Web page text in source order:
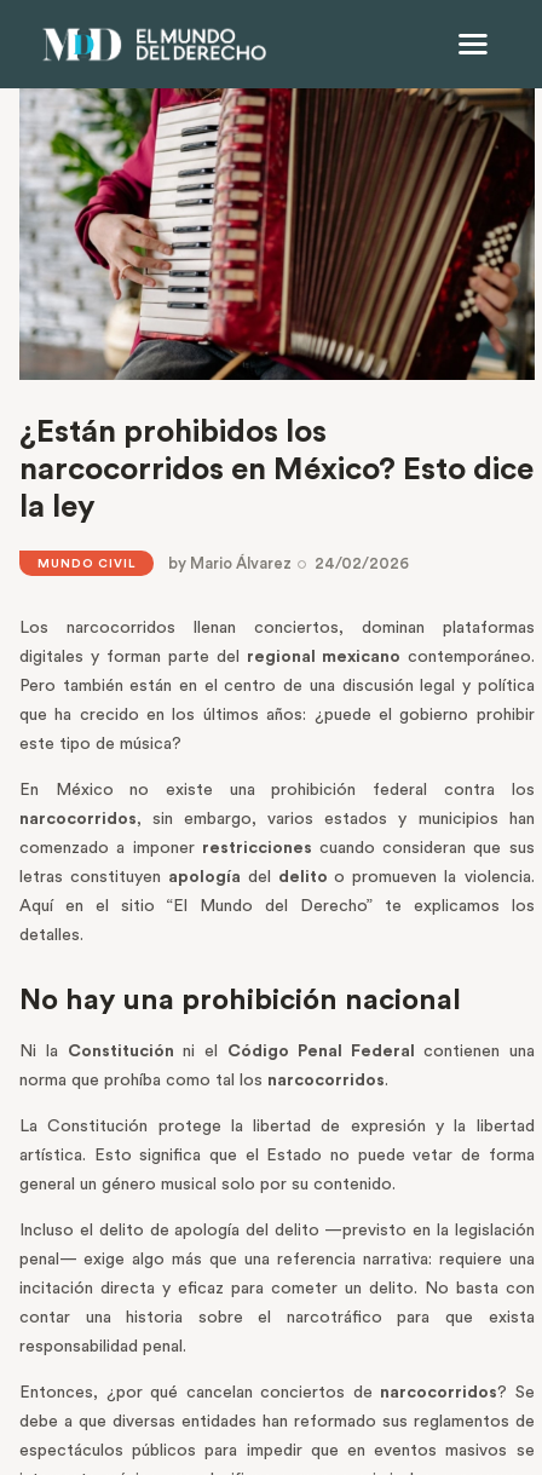
¿Están prohibidos los
narcocorridos en México? Esto dice
la ley
MUNDO CIVIL by Mario Álvarez 24/02/2026
Los narcocorridos llenan conciertos, dominan plataformas
digitales y forman parte del regional mexicano contemporáneo.
Pero también están en el centro de una discusión legal y política
que ha crecido en los últimos años: ¿puede el gobierno prohibir
este tipo de música?
En México no existe una prohibición federal contra los
narcocorridos, sin embargo, varios estados y municipios han
comenzado a imponer restricciones cuando consideran que sus
letras constituyen apología del delitoo promueven la violencia.
Aquí en el sitio “El Mundo del Derecho” te explicamos los
detalles.
No hay una prohibición nacional
Ni la Constitución ni el Código Penal Federal contienen una
norma que prohíba como tal los narcocorridos.
La Constitución protege la libertad de expresión y la libertad
artística. Esto significa que el Estado no puede vetar de forma
general un género musical solo por su contenido.
Incluso el delito de apología del delito —previsto en la legislación
penal— exige algo más que una referencia narrativa: requiere una
incitación directa y eficaz para cometer un delito. No basta con
contar una historia sobre el narcotráfico para que exista
responsabilidad penal.
Entonces, ¿por qué cancelan conciertos de narcocorridos? Se
debe a que diversas entidades han reformado sus reglamentos de
espectáculos públicos para impedir que en eventos masivos se